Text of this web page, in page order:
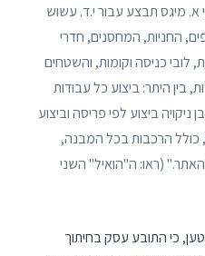
א. מיגס תבצע עבור י.ד. עשוש
החניות, המחסנים, חדרי
לובי כניסה וקומות, והשטחים
בין היתר: ביצוע כל עבודות
ניקויה ביצוע לפי פריסה וביצוע
כולל הרכבות בכל המבנה,
האתר." (ראו: ה"הואיל" השני
כי התובע עסק בחיתוך